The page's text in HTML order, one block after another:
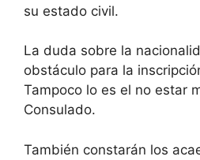
su estado civil.
La duda sobre la
obstáculo para la
Tampoco lo es el no estar
Consulado.
También constarán los